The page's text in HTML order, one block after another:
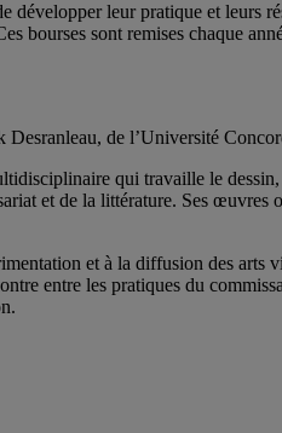
leur pratique et leurs
bourses sont remises chaque
de l’Université
qui travaille le
et de la littérature. Ses œuvres
et à la diffusion des arts
entre les pratiques du